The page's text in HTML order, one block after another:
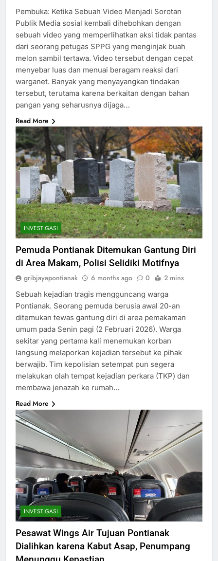
Pembuka: Ketika Sebuah Video Menjadi Sorotan
Publik Media sosial kembali dihebohkan dengan
sebuah video yang memperlihatkan aksi tidak pantas
dari seorang petugas SPPG yang menginjak buah
melon sambil tertawa. Video tersebut dengan cepat
menyebar luas dan menuai beragam reaksi dari
warganet. Banyak yang menyayangkan tindakan
tersebut, terutama karena berkaitan dengan bahan
pangan yang seharusnya dijaga…
Read More
INVESTIGASI
Pemuda Pontianak Ditemukan Gantung Diri
di Area Makam, Polisi Selidiki Motifnya
gribjayapontianak 6 months ago 0 2 mins
Sebuah kejadian tragis mengguncang warga
Pontianak. Seorang pemuda berusia awal 20-an
ditemukan tewas gantung diri di area pemakaman
umum pada Senin pagi (2 Februari 2026). Warga
sekitar yang pertama kali menemukan korban
langsung melaporkan kejadian tersebut ke pihak
berwajib. Tim kepolisian setempat pun segera
melakukan olah tempat kejadian perkara (TKP) dan
membawa jenazah ke rumah…
Read More
INVESTIGASI
Pesawat Wings Air Tujuan Pontianak
Dialihkan karena Kabut Asap, Penumpang